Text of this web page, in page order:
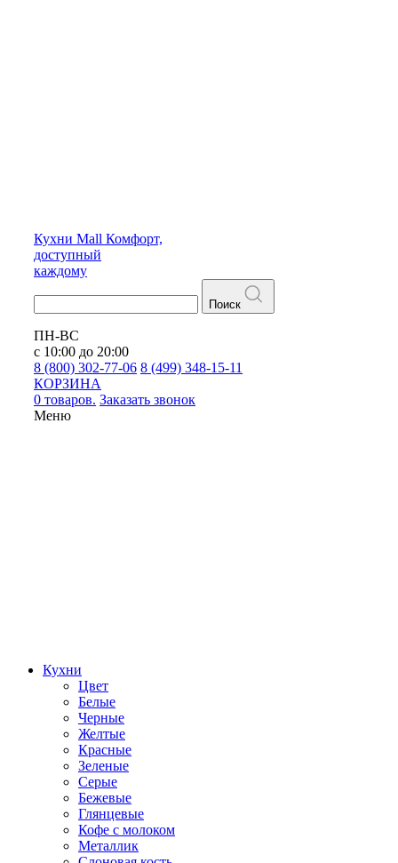
Кухни Mall Комфорт,
доступный
каждому
Поиск
ПН-ВС
с 10:00 до 20:00
8 (800) 302-77-06 8 (499) 348-15-11
КОРЗИНА
0 товаров. Заказать звонок
Меню
Кухни
Цвет
Белые
Черные
Желтые
Красные
Зеленые
Серые
Бежевые
Глянцевые
Кофе с молоком
Металлик